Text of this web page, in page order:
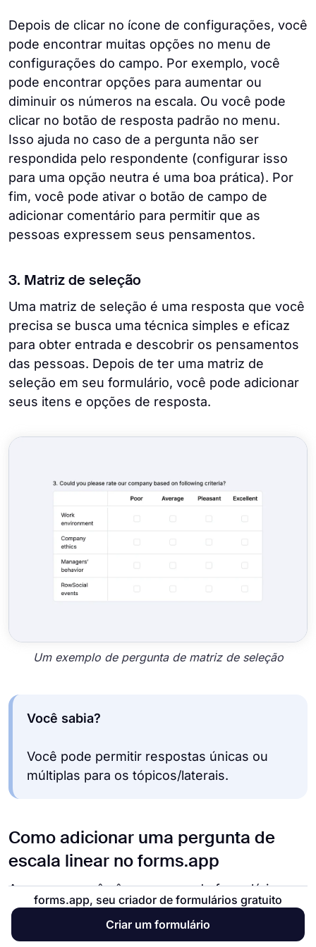
Depois de clicar no ícone de configurações, você
pode encontrar muitas opções no menu de
configurações do campo. Por exemplo, você
pode encontrar opções para aumentar ou
diminuir os números na escala. Ou você pode
clicar no botão de resposta padrão no menu.
Isso ajuda no caso de a pergunta não ser
respondida pelo respondente (configurar isso
para uma opção neutra é uma boa prática). Por
fim, você pode ativar o botão de campo de
adicionar comentário para permitir que as
pessoas expressem seus pensamentos.
3. Matriz de seleção
Uma matriz de seleção é uma resposta que você
precisa se busca uma técnica simples e eficaz
para obter entrada e descobrir os pensamentos
das pessoas. Depois de ter uma matriz de
seleção em seu formulário, você pode adicionar
seus itens e opções de resposta.
Um exemplo de pergunta de matriz de seleção
Você sabia?
Você pode permitir respostas únicas ou
múltiplas para os tópicos/laterais.
Como adicionar uma pergunta de
escala linear no forms.app
Agora que você vê os campos do formulário,
você pode usá-los para fazer sua pergunta de
escala linear no forms.app, é para ver como você
forms.app, seu criador de formulários gratuito
Criar um formulário